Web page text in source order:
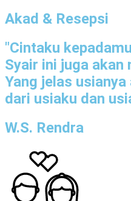
Akad & Resepsi
"Cintaku
Syair ini juga akan
Yang jelas
dari usiaku dan
W.S. Rendra